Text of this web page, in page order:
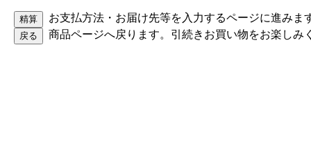
お支払方法・お届け先等を入力するページに進みま
商品ページへ戻ります。引続きお買い物をお楽しみ